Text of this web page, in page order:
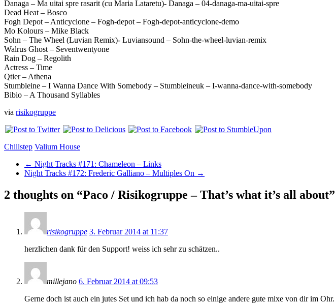
Danaga – Ma uitai spre rasarit (cu Maria Lataretu)- Danaga – 04-danaga-ma-uitai-spre
Dead Heat – Bosco
Fogh Depot – Anticyclone – Fogh-depot – Fogh-depot-anticyclone-demo
Mo Kolours – Mike Black
Sohn – The Wheel (Luvian Remix)- Luviansound – Sohn-the-wheel-luvian-remix
Walrus Ghost – Seventwentyone
Rain Dog – Regolith
Actress – Time
Qtier – Athena
Stumbleine – I Wanna Dance With Somebody – Stumbleineuk – I-wanna-dance-with-somebody
Bibio – A Thousand Syllables
via risikogruppe
Chillstep Valium House
← Night Tracks #171: Chameleon – Links
Night Tracks #172: Frederic Galliano – Multiples On →
2 thoughts on “Paco / Risikogruppe – That’s what it’s all about”
risikogruppe 3. Februar 2014 at 11:37
herzlichen dank für den Support! weiss ich sehr zu schätzen..
millejano 6. Februar 2014 at 09:53
Gerne doch ist auch ein jutes Set und ich hab da noch so einige andere gute mixe von dir im Ohr.